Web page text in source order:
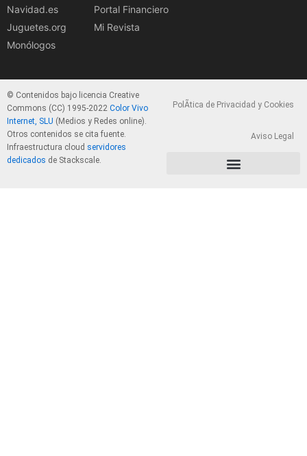
Navidad.es
Juguetes.org
Monólogos
Portal Financiero
Mi Revista
© Contenidos bajo licencia Creative
Commons (CC) 1995-2022 Color Vivo
Internet, SLU (Medios y Redes online).
Otros contenidos se cita fuente.
Infraestructura cloud servidores
dedicados de Stackscale.
PolÃ­tica de Privacidad y Cookies
Aviso Legal